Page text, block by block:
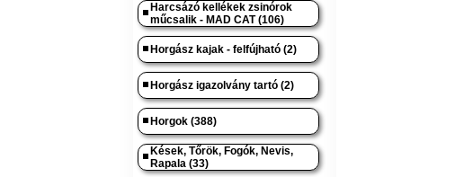
Harcsázó kellékek zsinórok
műcsalik - MAD CAT (106)
Horgász kajak - felfújható (2)
Horgász igazolvány tartó (2)
Horgok (388)
Kések, Tőrök, Fogók, Nevis,
Rapala (33)